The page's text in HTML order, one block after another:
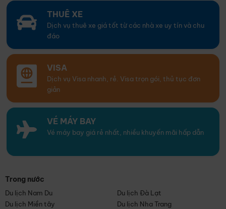
THUÊ XE
Dịch vụ thuê xe giá tốt từ các nhà xe uy tín và chu
đáo
VISA
Dịch vụ Visa nhanh, rẻ. Visa trọn gói, thủ tục đơn
giản
VÉ MÁY BAY
Vé máy bay giá rẻ nhất, nhiều khuyến mãi hấp dẫn
Trong nước
Du lịch Nam Du
Du lịch Đà Lạt
Du lịch Miền tây
Du lịch Nha Trang